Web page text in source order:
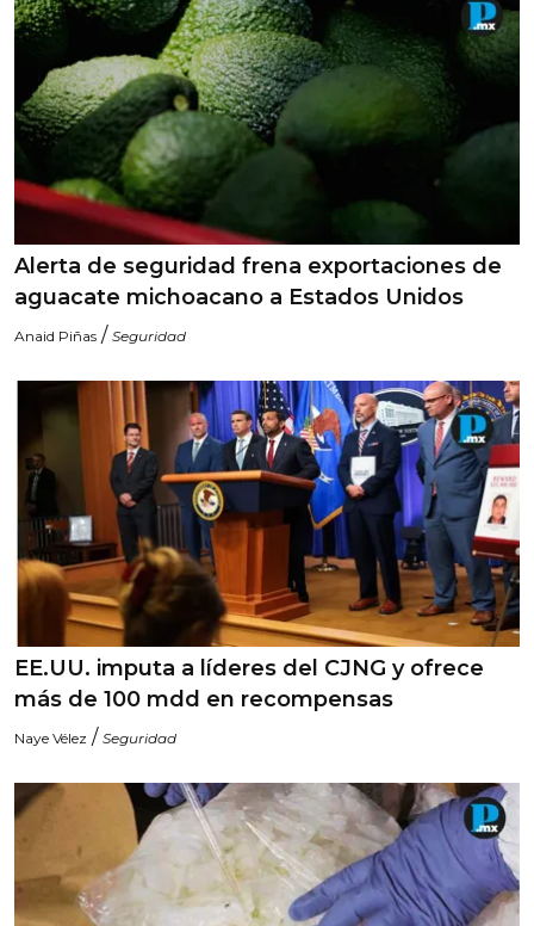
Alerta de seguridad frena exportaciones de
aguacate michoacano a Estados Unidos
Anaid Piñas / Seguridad
EE.UU. imputa a líderes del CJNG y ofrece
más de 100 mdd en recompensas
Naye Vélez / Seguridad